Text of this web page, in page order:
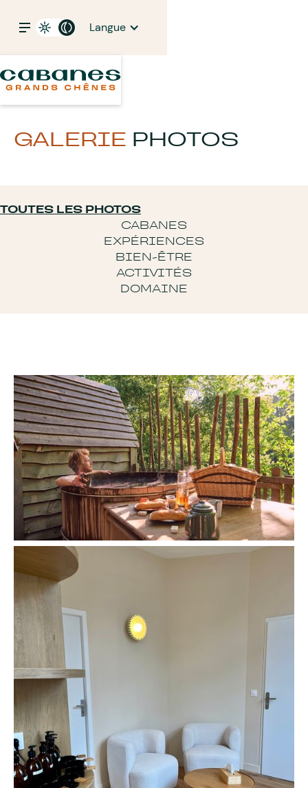
Langue
GALERIE PHOTOS
TOUTES LES PHOTOS
CABANES
EXPÉRIENCES
BIEN-ÊTRE
ACTIVITÉS
DOMAINE